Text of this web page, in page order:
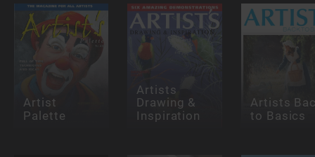
Artist
Palette
Artists
Drawing &
Inspiration
Artists
to Basics